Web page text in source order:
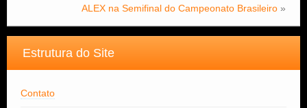
ALEX na Semifinal do Campeonato Brasileiro »
Estrutura do Site
Contato